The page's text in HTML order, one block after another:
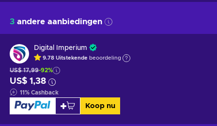
3 andere aanbiedingen
Digital Imperium
9.78 Uitstekende beoordeling
US$ 17,99-92%
US$ 1,38
11% Cashback
Koop nu